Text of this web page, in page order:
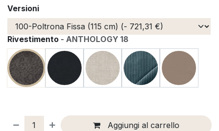
Versioni
Rivestimento - ANTHOLOGY 18
Aggiungi al carrello